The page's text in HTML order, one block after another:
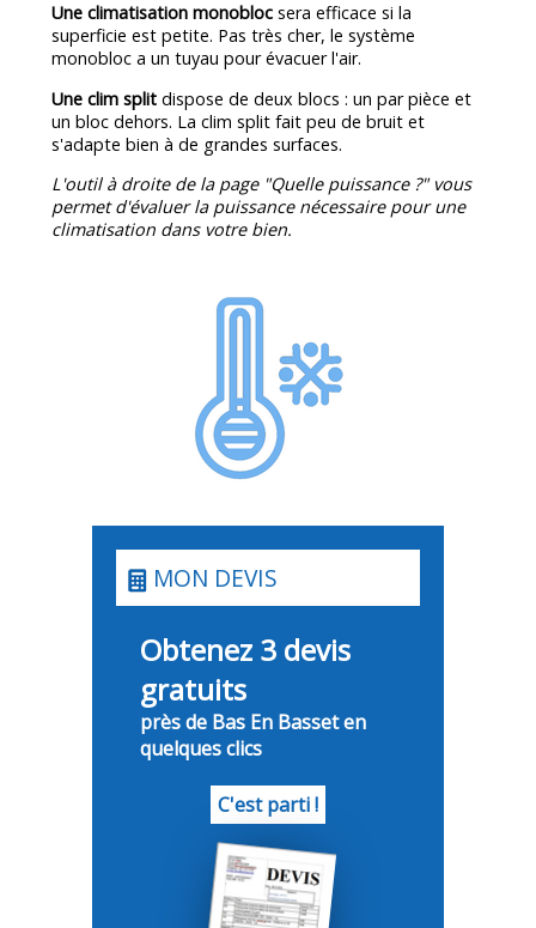
Une climatisation monobloc sera efficace si la
superficie est petite. Pas très cher, le système
monobloc a un tuyau pour évacuer l'air.
Une clim split dispose de deux blocs : un par pièce et
un bloc dehors. La clim split fait peu de bruit et
s'adapte bien à de grandes surfaces.
L'outil à droite de la page "Quelle puissance ?" vous
permet d'évaluer la puissance nécessaire pour une
climatisation dans votre bien.
MON DEVIS
Obtenez 3 devis
gratuits
près de Bas En Basset en
quelques clics
C'est parti !